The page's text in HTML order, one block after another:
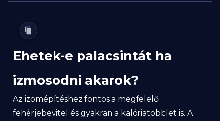
Ehetek-e palacsintát ha
izmosodni akarok?
Az izomépítéshez fontos a megfelelő
fehérjebevitel és gyakran a kalóriatöbblet is. A